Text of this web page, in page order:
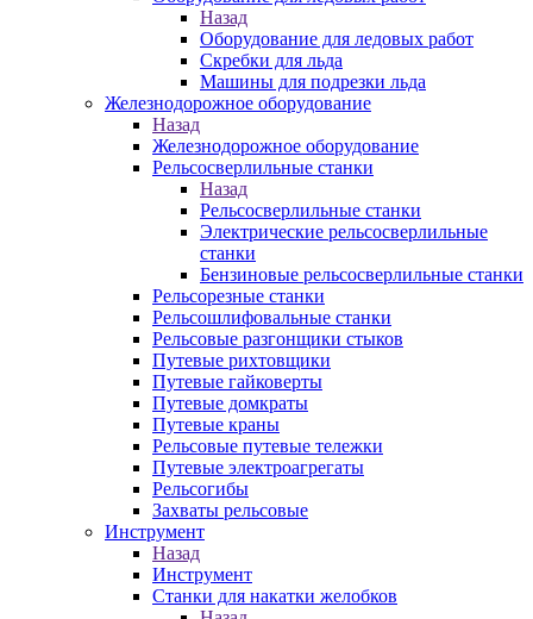
Назад
Оборудование для ледовых работ
Скребки для льда
Машины для подрезки льда
Железнодорожное оборудование
Назад
Железнодорожное оборудование
Рельсосверлильные станки
Назад
Рельсосверлильные станки
Электрические рельсосверлильные
станки
Бензиновые рельсосверлильные станки
Рельсорезные станки
Рельсошлифовальные станки
Рельсовые разгонщики стыков
Путевые рихтовщики
Путевые гайковерты
Путевые домкраты
Путевые краны
Рельсовые путевые тележки
Путевые электроагрегаты
Рельсогибы
Захваты рельсовые
Инструмент
Назад
Инструмент
Станки для накатки желобков